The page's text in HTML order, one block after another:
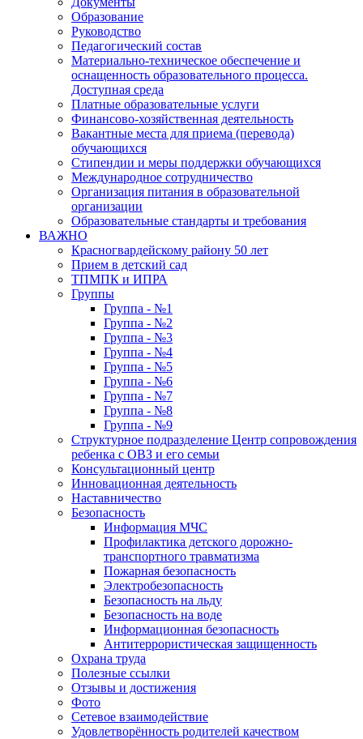
Образование
Руководство
Педагогический состав
Материально-техническое обеспечение и
оснащенность образовательного процесса.
Доступная среда
Платные образовательные услуги
Финансово-хозяйственная деятельность
Вакантные места для приема (перевода)
обучающихся
Стипендии и меры поддержки обучающихся
Международное сотрудничество
Организация питания в образовательной
организации
Образовательные стандарты и требования
ВАЖНО
Красногвардейскому району 50 лет
Прием в детский сад
ТПМПК и ИПРА
Группы
Группа - №1
Группа - №2
Группа - №3
Группа - №4
Группа - №5
Группа - №6
Группа - №7
Группа - №8
Группа - №9
Структурное подразделение Центр сопровождения
ребенка с ОВЗ и его семьи
Консультационный центр
Инновационная деятельность
Наставничество
Безопасность
Информация МЧС
Профилактика детского дорожно-
транспортного травматизма
Пожарная безопасность
Электробезопасность
Безопасность на льду
Безопасность на воде
Информационная безопасность
Антитеррористическая защищенность
Охрана труда
Полезные ссылки
Отзывы и достижения
Фото
Сетевое взаимодействие
Удовлетворённость родителей качеством